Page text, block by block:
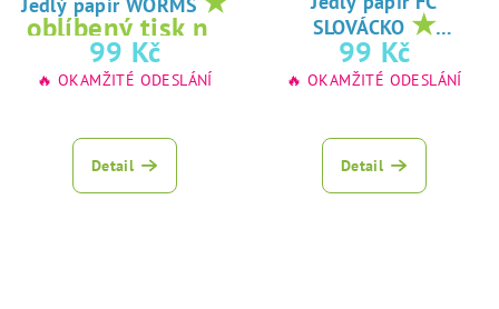
oblíbený tisk na
jedlý papír
99 Kč
🔥 OKAMŽITÉ ODESLÁNÍ
Detail
SLOVÁCKO ★
oblíbený tisk na
jedlý papír
99 Kč
🔥 OKAMŽITÉ ODESLÁNÍ
Detail